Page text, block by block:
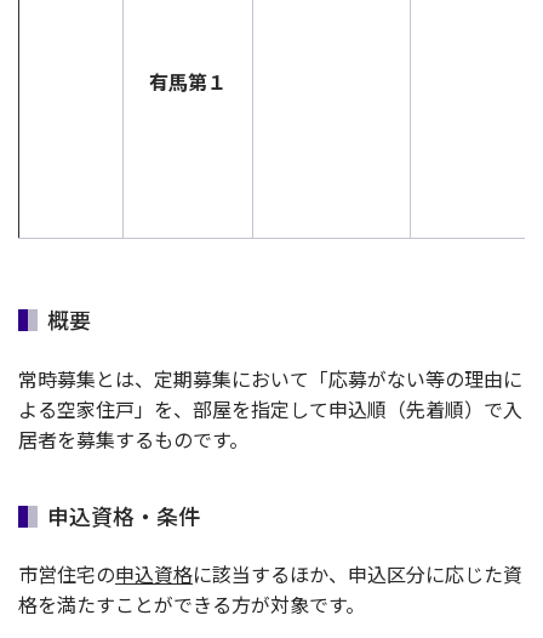
有馬第１
概要
常時募集とは、定期募集において「応募がない等の理由に
よる空家住戸」を、部屋を指定して申込順（先着順）で入
居者を募集するものです。
申込資格・条件
市営住宅の申込資格に該当するほか、申込区分に応じた資
格を満たすことができる方が対象です。